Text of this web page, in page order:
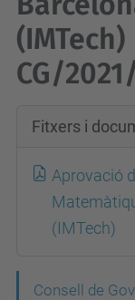
(IMTech)
CG/
Fitxers i
Aprovació
(IMTech)
Consell de